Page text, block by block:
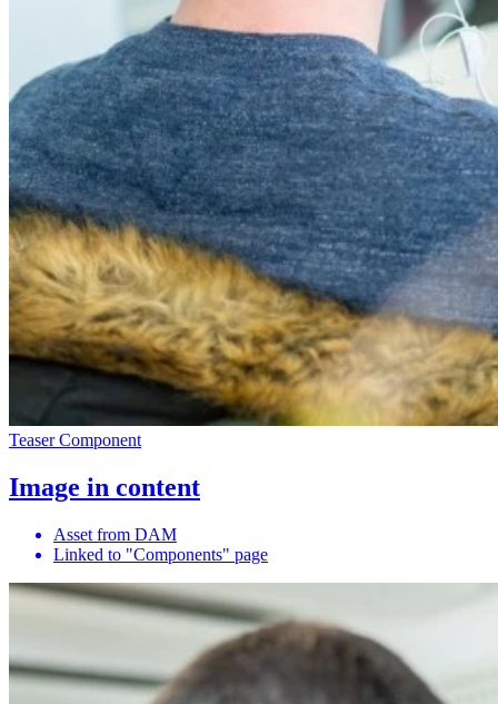
Teaser Component
Image in content
Asset from DAM
Linked to "Components" page